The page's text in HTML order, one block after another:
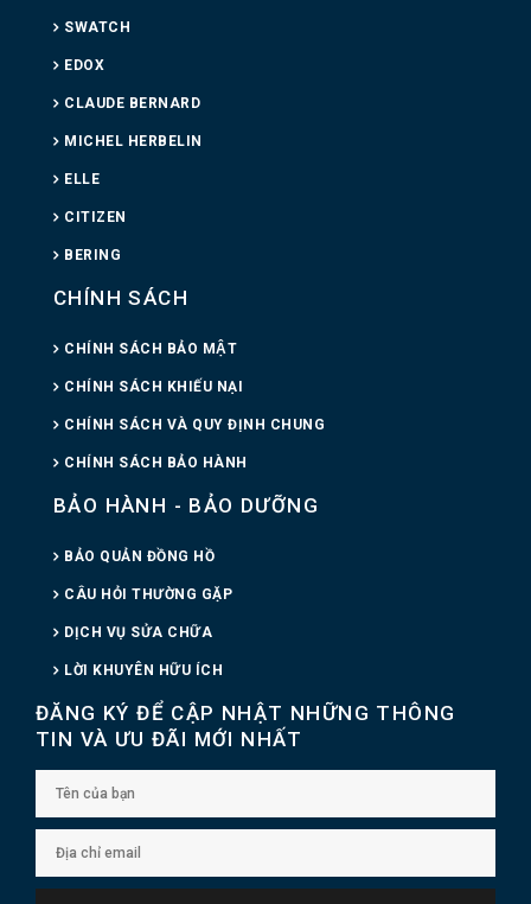
SWATCH
EDOX
CLAUDE BERNARD
MICHEL HERBELIN
ELLE
CITIZEN
BERING
CHÍNH SÁCH
CHÍNH SÁCH BẢO MẬT
CHÍNH SÁCH KHIẾU NẠI
CHÍNH SÁCH VÀ QUY ĐỊNH CHUNG
CHÍNH SÁCH BẢO HÀNH
BẢO HÀNH - BẢO DƯỠNG
BẢO QUẢN ĐỒNG HỒ
CÂU HỎI THƯỜNG GẶP
DỊCH VỤ SỬA CHỮA
LỜI KHUYÊN HỮU ÍCH
ĐĂNG KÝ ĐỂ CẬP NHẬT NHỮNG THÔNG
TIN VÀ ƯU ĐÃI MỚI NHẤT